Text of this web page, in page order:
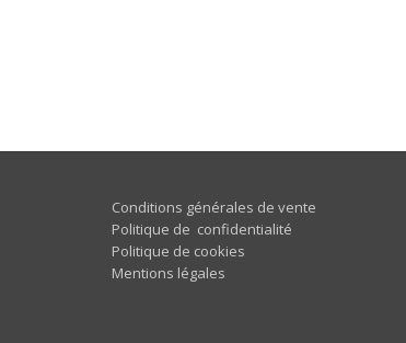
Conditions générales de vente
Politique de confidentialité
Politique de cookies
Mentions légales